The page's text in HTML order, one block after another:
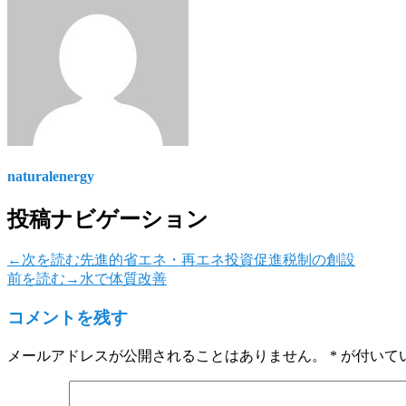
naturalenergy
投稿ナビゲーション
←次を読む先進的省エネ・再エネ投資促進税制の創設
前を読む→水で体質改善
コメントを残す
メールアドレスが公開されることはありません。 * が付いて